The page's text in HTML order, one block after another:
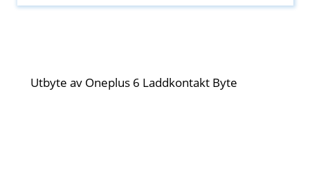
Utbyte av Oneplus 6 Laddkontakt Byte